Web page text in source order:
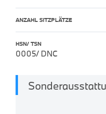
ANZAHL SITZPLÄTZE
HSN/ TSN
0005/ DNC